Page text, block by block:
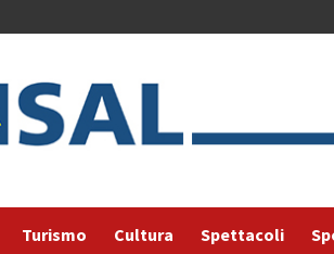
Turismo Cultura Spettacoli